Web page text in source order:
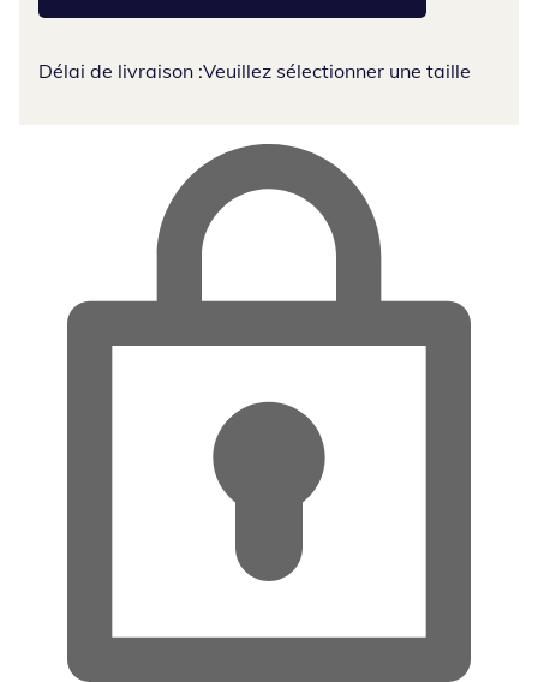
Délai de livraison :Veuillez sélectionner une taille